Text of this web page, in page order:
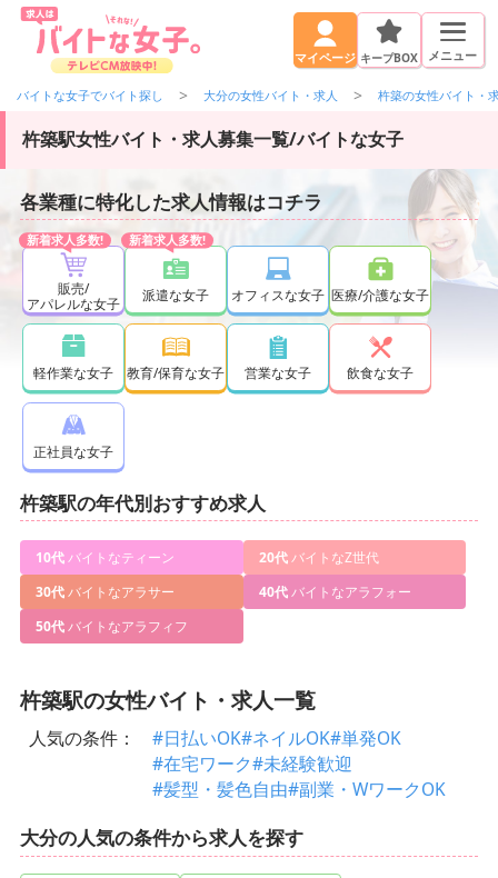
マイページ キープBOX メニュー
バイトな女子でバイト探し 大分の女性バイト・求人 杵築の女性バイト・
杵築駅女性バイト・求人募集一覧/バイトな女子
各業種に特化した求人情報はコチラ
販売/
アパレルな女子
派遣な女子 オフィスな女子 医療/介護な女子
軽作業な女子 教育/保育な女子 営業な女子 飲食な女子
正社員な女子
杵築駅の年代別おすすめ求人
10代バイトなティーン 20代バイトなZ世代
30代バイトなアラサー 40代バイトなアラフォー
50代バイトなアラフィフ
杵築駅の女性バイト・求人一覧
人気の条件： #日払いOK#ネイルOK#単発OK
#在宅ワーク#未経験歓迎
#髪型・髪色自由#副業・WワークOK
大分の人気の条件から求人を探す